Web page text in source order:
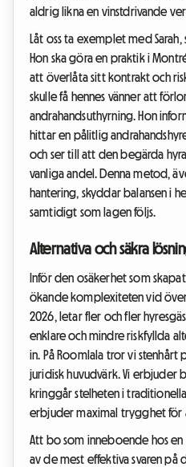
aldrig likna en vinstdrivande
Låt oss ta exemplet med
Hon ska göra en praktik i
att överlåta sitt kontrakt och
skulle få hennes vänner att
andrahandsuthyrning. Hon
hittar en pålitlig
och ser till att den begärda
vanliga andel. Denna metod,
hantering, skyddar balansen i
samtidigt som lagen följs.
Alternativa och säkra
Inför den osäkerhet som
ökande komplexiteten vid
2026, letar fler och fler
enklare och mindre riskfyllda
in. På Roomlala tror vi stenhårt
juridisk huvudvärk. Vi erbjuder
kringgår stelheten i
erbjuder maximal trygghet för
Att bo som inneboende hos
av de mest effektiva svaren på